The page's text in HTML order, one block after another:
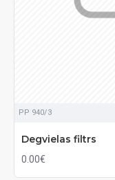
PP 940/3
Degvielas filtrs
0.00€